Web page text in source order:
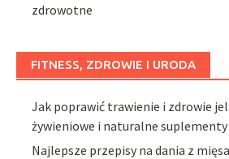
zdrowotne
FITNESS, ZDROWIE I URODA
Jak poprawić trawienie i zdrowie
żywieniowe i naturalne suplementy
Najlepsze przepisy na dania z